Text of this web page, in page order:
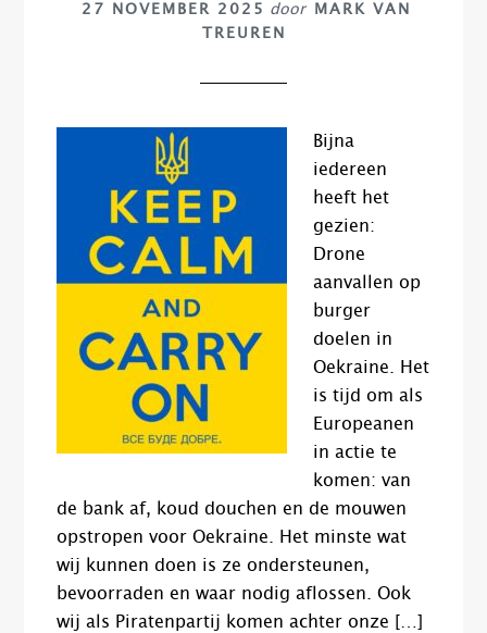
27 NOVEMBER 2025 door MARK VAN
TREUREN
Bijna
iedereen
heeft het
gezien:
Drone
aanvallen op
burger
doelen in
Oekraine. Het
is tijd om als
Europeanen
in actie te
komen: van
de bank af, koud douchen en de mouwen
opstropen voor Oekraine. Het minste wat
wij kunnen doen is ze ondersteunen,
bevoorraden en waar nodig aflossen. Ook
wij als Piratenpartij komen achter onze […]